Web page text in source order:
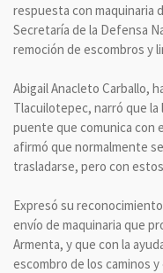
respuesta con maquinaria
Secretaría de la Defensa
remoción de escombros y
Abigail Anacleto Carballo,
Tlacuilotepec, narró que
puente que comunica con
afirmó que normalmente
trasladarse, pero con
Expresó su
envío de maquinaria que
Armenta, y que con la
escombro de los caminos